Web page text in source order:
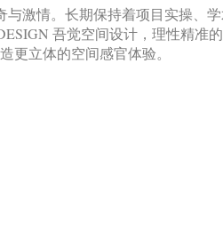
激情。长期保持着项目实操、
吾觉空间设计，理性精
更立体的空间感官体验。